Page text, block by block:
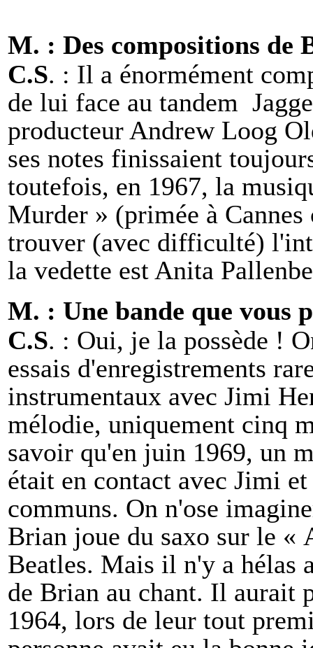
M. : Des compositions de
C.S. : Il a énormément
de lui face au tandem
producteur Andrew Loog
ses notes finissaient
toutefois, en 1967, la
Murder » (primée à
trouver (avec difficulté)
la vedette est Anita
M. : Une bande que vous
C.S. : Oui, je la possède !
essais d'enregistrements
instrumentaux avec Jimi
mélodie, uniquement cinq
savoir qu'en juin 1969, un
était en contact avec Jimi
communs. On n'ose
Brian joue du saxo sur le
Beatles. Mais il n'y a hélas
de Brian au chant. Il aurait
1964, lors de leur tout